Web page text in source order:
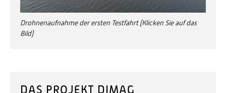
Drohnenaufnahme der ersten Testfahrt (Klicken Sie auf das
Bild)
DAS PROJEKT DIMAG